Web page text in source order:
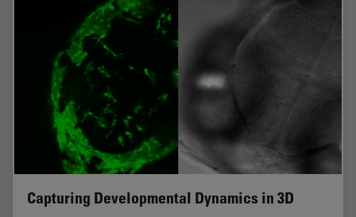
Capturing Developmental Dynamics in 3D